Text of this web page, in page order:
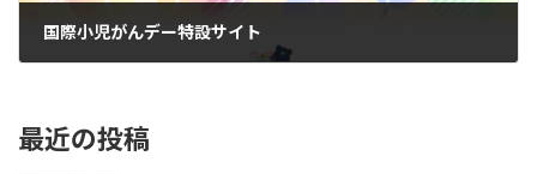
国際小児がんデー特設サイト
最近の投稿